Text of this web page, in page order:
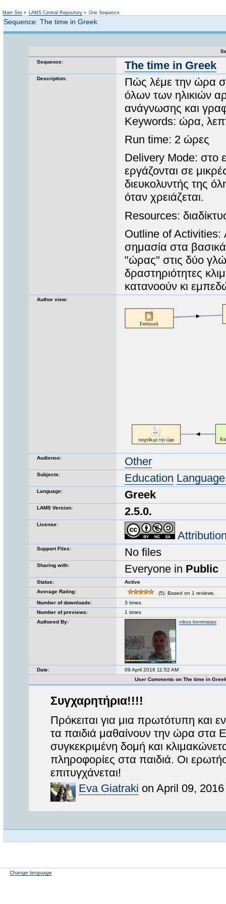
Main Site » LAMS Central Repository » One Sequence
Sequence: The time in Greek
Sequence:
The time in Greek
Description:
Πώς λέμε την ώρα
όλων των ηλικιών
ανάγνωσης και
Keywords: ώρα,
Run time: 2 ώρες
Delivery Mode: στο
εργάζονται σε
διευκολυντής της
όταν χρειάζεται.
Resources:
Outline of Activities:
σημασία στα
"ώρας" στις δύο
δραστηριότητες
κατανοούν κι
Author view:
Audience: Other
Subjects: Education
Language: Greek
LAMS Version: 2.5.0.
License:
Support Files: No files
Sharing with: Everyone in Public
Status:
Active
Average Rating:
(5). Based on 1 reviews.
Number of downloads:
3 times
Number of previews:
1 times
Authored By:
nikos kommatas
Date:
09 April 2016 11:52 AM
User Comments on The time in
Συγχαρητήρια!!!!
Πρόκειται για μια πρωτότυπη και
τα παιδιά μαθαίνουν την ώρα στα
συγκεκριμένη δομή και
πληροφορίες στα παιδιά. Οι
επιτυγχάνεται!
Eva Giatraki on April 09,
Change language